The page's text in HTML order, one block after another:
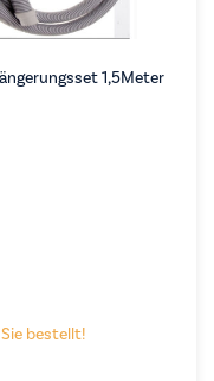
1,5Meter
bestellt!